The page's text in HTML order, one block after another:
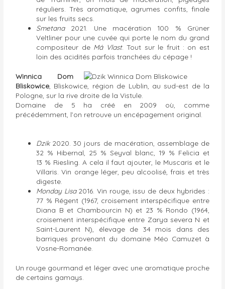
réguliers. Très aromatique, agrumes confits, finale
sur les fruits secs.
Smetana2021. Une macération 100 % Grüner
Veltliner pour une cuvée qui porte le nom du grand
compositeur de Má Vlast. Tout sur le fruit : on est
loin des acidités parfois tranchées du cépage !
Winnica Dom
Bliskowice , Bliskowice, région de Lublin, au sud-est de la
Pologne, sur la rive droite de la Vistule.
Domaine de 5 ha créé en 2009 où, comme
précédemment, l’on retrouve un encépagement original.
Dzik2020. 30 jours de macération, assemblage de
32 % Hibernal, 25 % Seyval blanc, 19 % Felicia et
13 % Riesling. A cela il faut ajouter, le Muscaris et le
Villaris. Vin orange léger, peu alcoolisé, frais et très
digeste.
Monday Lisa2016. Vin rouge, issu de deux hybrides :
77 % Régent (1967, croisement interspécifique entre
Diana B et Chambourcin N) et 23 % Rondo (1964,
croisement interspécifique entre Zarya severa N et
Saint-Laurent N), élevage de 34 mois dans des
barriques provenant du domaine Méo Camuzet à
Vosne-Romanée.
Un rouge gourmand et léger avec une aromatique proche
de certains gamays.